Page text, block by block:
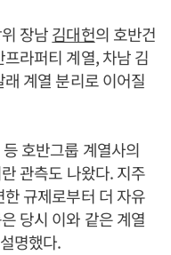
장남김대헌의 호반건
라퍼티 계열, 차남 김
계열 분리로 이어질
호반그룹 계열사의
관측도 나왔다. 지주
규제로부터 더 자유
당시 이와 같은 계열
명했다.